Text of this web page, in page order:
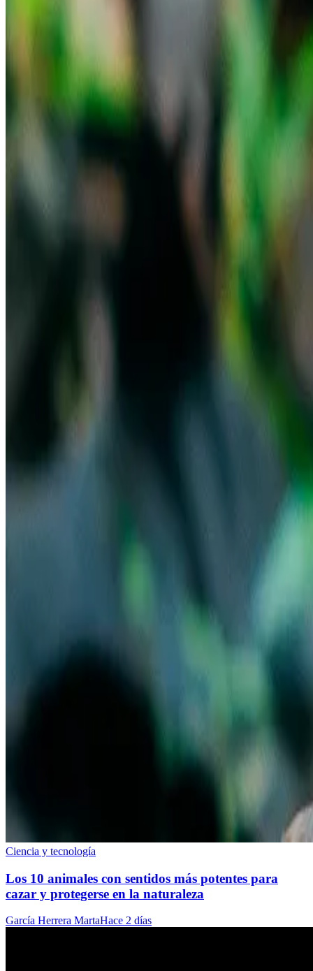
Ciencia y tecnología
Los 10 animales con sentidos más potentes para
cazar y protegerse en la naturaleza
García Herrera MartaHace 2 días